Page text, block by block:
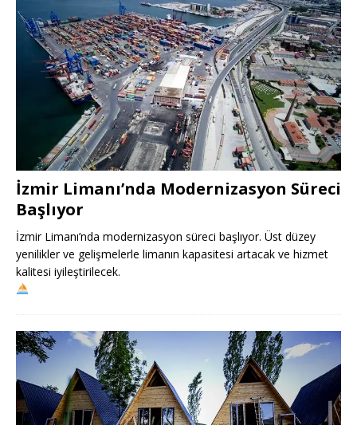
İzmir Limanı’nda Modernizasyon Süreci
Başlıyor
İzmir Limanı’nda modernizasyon süreci başlıyor. Üst düzey
yenilikler ve gelişmelerle limanın kapasitesi artacak ve hizmet
kalitesi iyileştirilecek.